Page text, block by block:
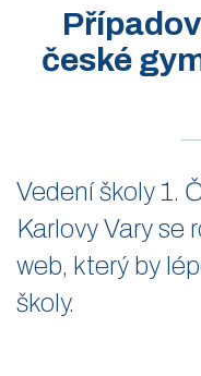
české
Vedení školy 1.
Karlovy Vary se
web, který by
školy.